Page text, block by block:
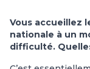
Vous accueillez
nationale à un
difficulté.